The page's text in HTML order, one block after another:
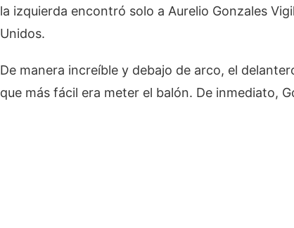
la izquierda encontró solo a Aurelio Gonzales
Unidos.
De manera increíble y debajo de arco, el
que más fácil era meter el balón. De inmediato,